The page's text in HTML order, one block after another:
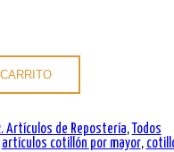
Artículos de Repostería, Todos
artículos cotillón por mayor,